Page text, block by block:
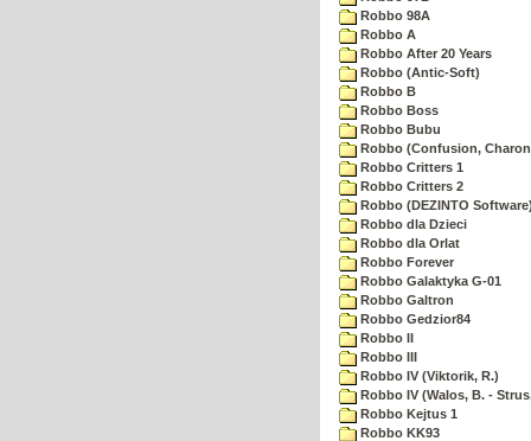
Robbo 98A
Robbo A
Robbo After 20 Years
Robbo (Antic-Soft)
Robbo B
Robbo Boss
Robbo Bubu
Robbo (Confusion,
Robbo Critters 1
Robbo Critters 2
Robbo (DEZINTO
Robbo dla Dzieci
Robbo dla Orlat
Robbo Forever
Robbo Galaktyka G-01
Robbo Galtron
Robbo Gedzior84
Robbo II
Robbo III
Robbo IV (Viktorik, R.)
Robbo IV (Walos, B. -
Robbo Kejtus 1
Robbo KK93